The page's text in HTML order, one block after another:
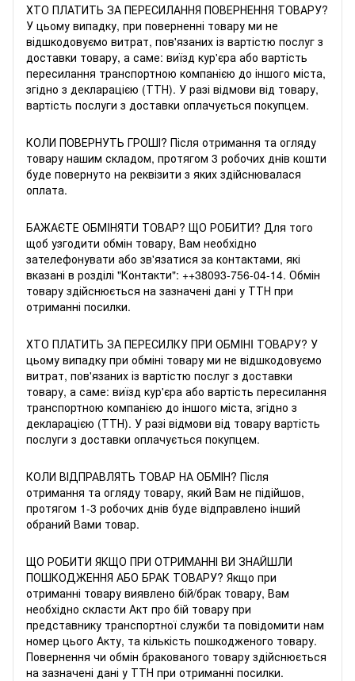
ХТО ПЛАТИТЬ ЗА ПЕРЕСИЛАННЯ ПОВЕРНЕННЯ ТОВАРУ?
У цьому випадку, при поверненні товару ми не
відшкодовуємо витрат, пов'язаних із вартістю послуг з
доставки товару, а саме: виїзд кур'єра або вартість
пересилання транспортною компанією до іншого міста,
згідно з декларацією (ТТН). У разі відмови від товару,
вартість послуги з доставки оплачується покупцем.
КОЛИ ПОВЕРНУТЬ ГРОШІ? Після отримання та огляду
товару нашим складом, протягом 3 робочих днів кошти
буде повернуто на реквізити з яких здійснювалася
оплата.
БАЖАЄТЕ ОБМIНЯТИ ТОВАР? ЩО РОБИТИ? Для того
щоб узгодити обмін товару, Вам необхідно
зателефонувати або зв'язатися за контактами, які
вказані в розділі "Контакти": ++38093-756-04-14. Обмін
товару здійснюється на зазначені дані у ТТН при
отриманні посилки.
ХТО ПЛАТИТЬ ЗА ПЕРЕСИЛКУ ПРИ ОБМIНI ТОВАРУ? У
цьому випадку при обміні товару ми не відшкодовуємо
витрат, пов'язаних із вартістю послуг з доставки
товару, а саме: виїзд кур'єра або вартість пересилання
транспортною компанією до іншого міста, згідно з
декларацією (ТТН). У разі відмови від товару вартість
послуги з доставки оплачується покупцем.
КОЛИ ВІДПРАВЛЯТЬ ТОВАР НА ОБМІН? Після
отримання та огляду товару, який Вам не підійшов,
протягом 1-3 робочих днів буде відправлено інший
обраний Вами товар.
ЩО РОБИТИ ЯКЩО ПРИ ОТРИМАННІ ВИ ЗНАЙШЛИ
ПОШКОДЖЕННЯ АБО БРАК ТОВАРУ? Якщо при
отриманні товару виявлено бій/брак товару, Вам
необхідно скласти Акт про бій товару при
представнику транспортної служби та повідомити нам
номер цього Акту, та кількість пошкодженого товару.
Повернення чи обмін бракованого товару здійснюється
на зазначені дані у ТТН при отриманні посилки.